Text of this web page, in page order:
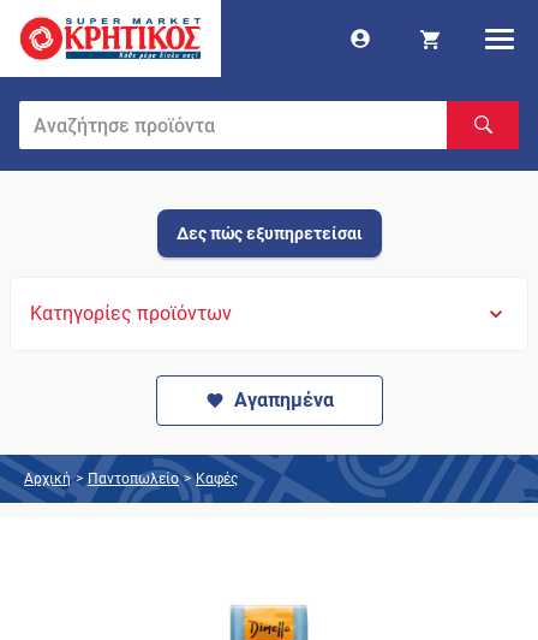
Δες πώς εξυπηρετείσαι
Κατηγορίες προϊόντων
Αγαπημένα
Αρχική > Παντοπωλείο > Καφές